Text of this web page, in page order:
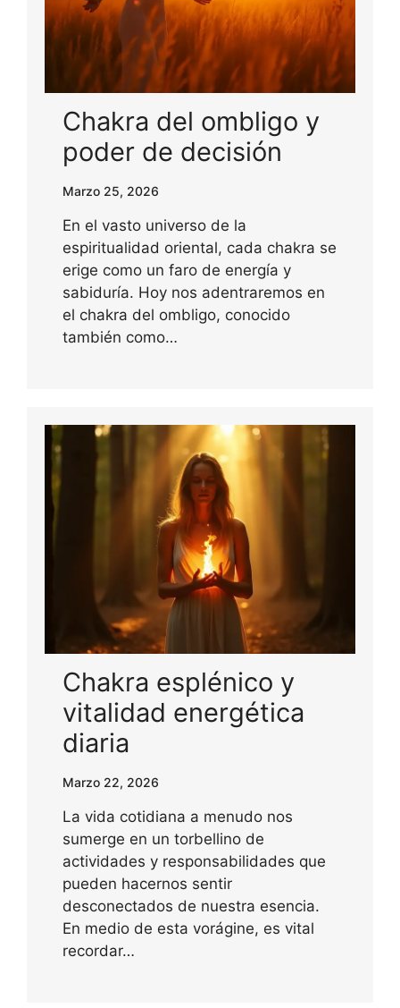
Chakra del ombligo y
poder de decisión
Marzo 25, 2026
En el vasto universo de la
espiritualidad oriental, cada chakra se
erige como un faro de energía y
sabiduría. Hoy nos adentraremos en
el chakra del ombligo, conocido
también como…
Chakra esplénico y
vitalidad energética
diaria
Marzo 22, 2026
La vida cotidiana a menudo nos
sumerge en un torbellino de
actividades y responsabilidades que
pueden hacernos sentir
desconectados de nuestra esencia.
En medio de esta vorágine, es vital
recordar…